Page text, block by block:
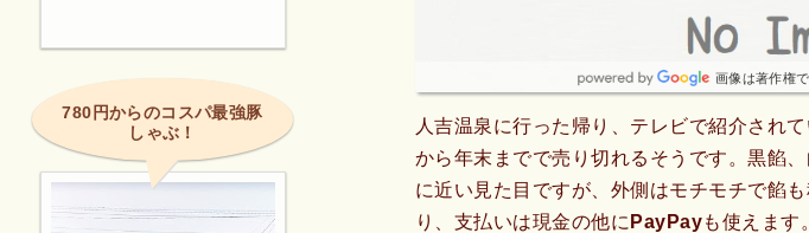
画像は著作権
人吉温泉に行った帰り、テレビで紹介され
から年末までで売り切れるそうです。黒餡
に近い見た目ですが、外側はモチモチで餡
り、支払いは現金の他にPayPayも使えます。
780円からのコスパ最強豚
しゃぶ！